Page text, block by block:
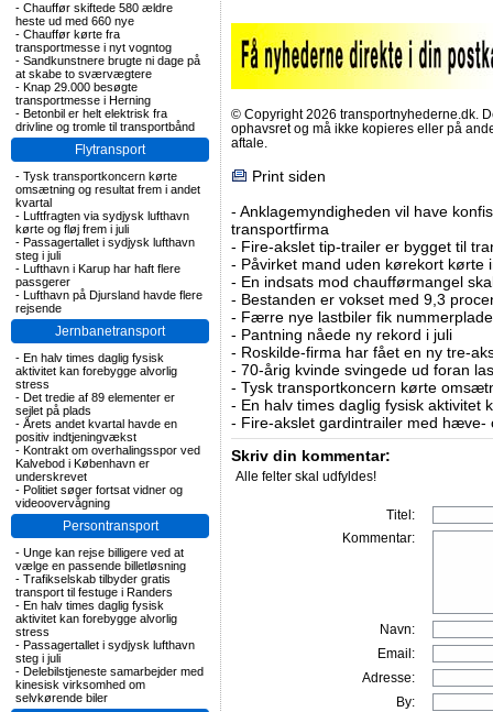
- Chauffør skiftede 580 ældre
heste ud med 660 nye
- Chauffør kørte fra
transportmesse i nyt vogntog
- Sandkunstnere brugte ni dage på
at skabe to sværvægtere
- Knap 29.000 besøgte
transportmesse i Herning
- Betonbil er helt elektrisk fra
drivline og tromle til transportbånd
Flytransport
- Tysk transportkoncern kørte
omsætning og resultat frem i andet
kvartal
- Luftfragten via sydjysk lufthavn
kørte og fløj frem i juli
- Passagertallet i sydjysk lufthavn
steg i juli
- Lufthavn i Karup har haft flere
passgerer
- Lufthavn på Djursland havde flere
rejsende
Jernbanetransport
- En halv times daglig fysisk
aktivitet kan forebygge alvorlig
stress
- Det tredie af 89 elementer er
sejlet på plads
- Årets andet kvartal havde en
positiv indtjeningvækst
- Kontrakt om overhalingsspor ved
Kalvebod i København er
underskrevet
- Politiet søger fortsat vidner og
videoovervågning
Persontransport
- Unge kan rejse billigere ved at
vælge en passende billetløsning
- Trafikselskab tilbyder gratis
transport til festuge i Randers
- En halv times daglig fysisk
aktivitet kan forebygge alvorlig
stress
- Passagertallet i sydjysk lufthavn
steg i juli
- Delebilstjeneste samarbejder med
kinesisk virksomhed om
selvkørende biler
© Copyright 2026 transportnyhederne.dk.
ophavsret og må ikke kopieres eller på
aftale.
Print siden
- Anklagemyndigheden vil have
transportfirma
- Fire-akslet tip-trailer er bygget til
- Påvirket mand uden kørekort kørte
- En indsats mod chaufførmangel
- Bestanden er vokset med 9,3
- Færre nye lastbiler fik
- Pantning nåede ny rekord i juli
- Roskilde-firma har fået en ny tre-
- 70-årig kvinde svingede ud foran
- Tysk transportkoncern kørte
- En halv times daglig fysisk aktivitet
- Fire-akslet gardintrailer med hæve-
Skriv din kommentar:
Alle felter skal udfyldes!
Titel:
Kommentar:
Navn:
Email:
Adresse:
By: